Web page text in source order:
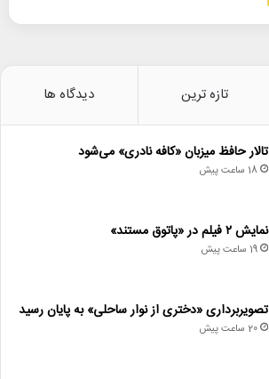
تازه ترین دیدگاه ها
تالار حافظ میزبان «کافه نادری» می‌شود
18 ساعت پیش
نمایش ۲ فیلم در «پاتوق مستند»
19 ساعت پیش
تصویربرداری «دختری از نوار ساحلی» به پایان رسید
20 ساعت پیش